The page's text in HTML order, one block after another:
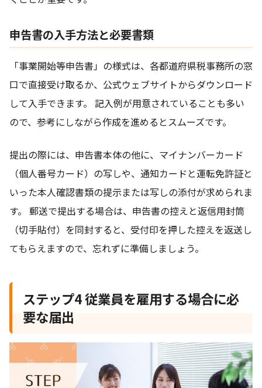
申告書の入手方法と必要書類
「事業開始等申告書」の様式は、各都道府県税事務所の窓
口で直接受け取るか、公式ウェブサイトからダウンロード
して入手できます。 記入例が用意されていることも多い
ので、参考にしながら作成を進めるとスムーズです。
提出の際には、申告書本体の他に、マイナンバーカード
（個人番号カード）の写しや、通知カードと運転免許証と
いった本人確認書類の提示または写しの添付が求められま
す。 郵送で提出する場合は、申告書の控えと返信用封筒
（切手貼付）を同封すると、受付印を押した控えを返送し
てもらえますので、忘れずに準備しましょう。
ステップ4 従業員を雇用する場合に必
要な届出